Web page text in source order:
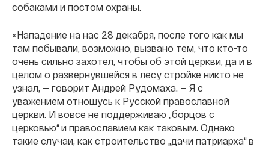
собаками и постом охраны.
«Нападение на нас 28 декабря, после того как мы
там побывали, возможно, вызвано тем, что кто-то
очень сильно захотел, чтобы об этой церкви, да и в
целом о развернувшейся в лесу стройке никто не
узнал, — говорит Андрей Рудомаха. — Я с
уважением отношусь к Русской православной
церкви. И вовсе не поддерживаю „борцов с
церковью“ и православием как таковым. Однако
такие случаи, как строительство „дачи патриарха“ в